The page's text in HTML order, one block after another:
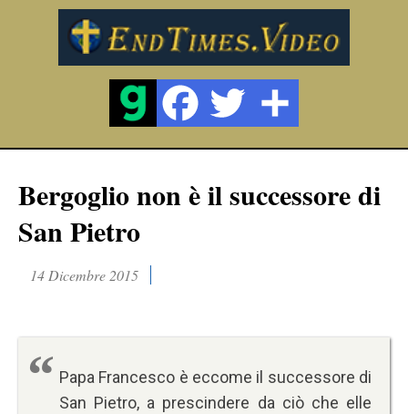
Bergoglio non è il successore di
San Pietro
14 Dicembre 2015
Papa Francesco è eccome il successore di
San Pietro, a prescindere da ciò che elle